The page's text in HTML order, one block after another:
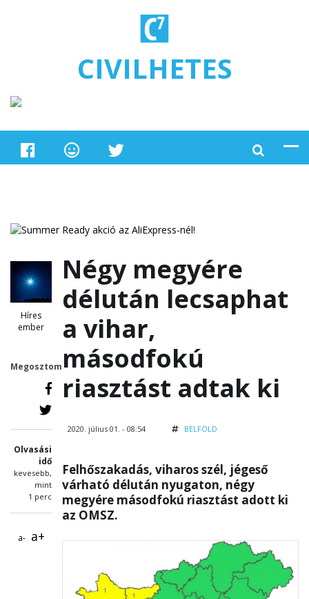
CIVILHETES
Híres
ember
Megosztom
Olvasási
idő
kevesebb,
mint
1 perc
a- a+
Négy megyére
délután lecsaphat
a vihar,
másodfokú
riasztást adtak ki
2020. július 01. - 08:54 BELFÖLD
Felhőszakadás, viharos szél, jégeső
várható délután nyugaton, négy
megyére másodfokú riasztást adott ki
az OMSZ.